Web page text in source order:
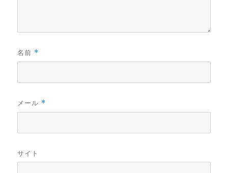
名前 *
メール *
サイト